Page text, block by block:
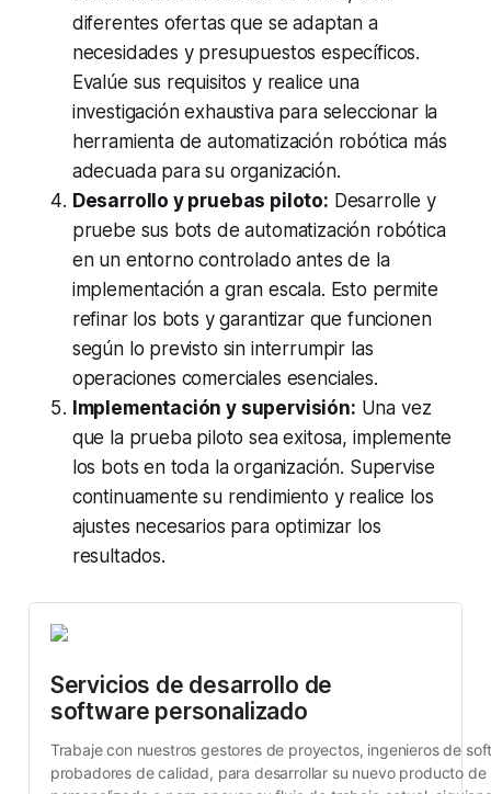
diferentes ofertas que se adaptan a
necesidades y presupuestos específicos.
Evalúe sus requisitos y realice una
investigación exhaustiva para seleccionar la
herramienta de automatización robótica más
adecuada para su organización.
Desarrollo y pruebas piloto: Desarrolle y
pruebe sus bots de automatización robótica
en un entorno controlado antes de la
implementación a gran escala. Esto permite
refinar los bots y garantizar que funcionen
según lo previsto sin interrumpir las
operaciones comerciales esenciales.
Implementación y supervisión: Una vez
que la prueba piloto sea exitosa, implemente
los bots en toda la organización. Supervise
continuamente su rendimiento y realice los
ajustes necesarios para optimizar los
resultados.
Servicios de desarrollo de
software personalizado
Trabaje con nuestros gestores de proyectos, ingenieros de
probadores de calidad, para desarrollar su nuevo producto de